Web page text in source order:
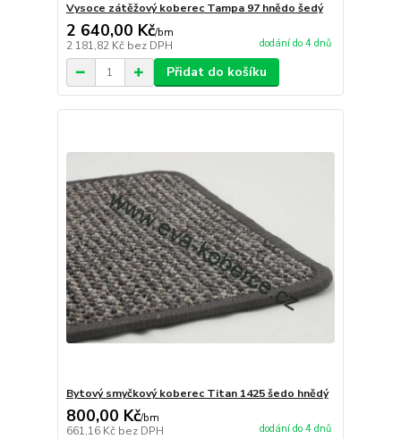
Vysoce zátěžový koberec Tampa 97 hnědo šedý
2 640,00 Kč/bm
2 181,82 Kč bez DPH dodání do 4 dnů
Přidat do košíku
Bytový smyčkový koberec Titan 1425 šedo hnědý
800,00 Kč/bm
661,16 Kč bez DPH dodání do 4 dnů